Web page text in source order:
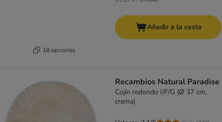
18 opciones
Añadir a la cesta
Recambios Natural Paradise
Cojín redondo I/F/G (Ø 37 cm,
crema)